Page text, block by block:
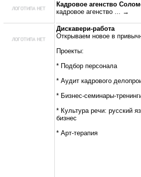
Кадровое агенство
кадровое агенство
... →
Дискавери-работа
Открываем новое в
Проекты:
* Подбор персонала
* Аудит кадрового
* Бизнес-семинары-
* Культура речи: русский
бизнес
* Арт-терапия